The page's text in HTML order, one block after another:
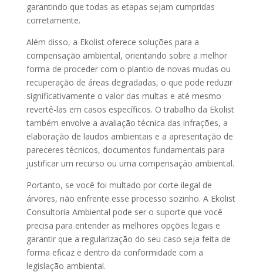
garantindo que todas as etapas sejam cumpridas
corretamente.
Além disso, a Ekolist oferece soluções para a
compensação ambiental, orientando sobre a melhor
forma de proceder com o plantio de novas mudas ou
recuperação de áreas degradadas, o que pode reduzir
significativamente o valor das multas e até mesmo
revertê-las em casos específicos. O trabalho da Ekolist
também envolve a avaliação técnica das infrações, a
elaboração de laudos ambientais e a apresentação de
pareceres técnicos, documentos fundamentais para
justificar um recurso ou uma compensação ambiental.
Portanto, se você foi multado por corte ilegal de
árvores, não enfrente esse processo sozinho. A Ekolist
Consultoria Ambiental pode ser o suporte que você
precisa para entender as melhores opções legais e
garantir que a regularização do seu caso seja feita de
forma eficaz e dentro da conformidade com a
legislação ambiental.